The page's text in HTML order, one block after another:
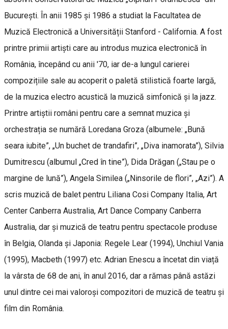
București. În anii 1985 și 1986 a studiat la Facultatea de
Muzică Electronică a Universității Stanford - California. A fost
printre primii artiști care au introdus muzica electronică în
România, începând cu anii '70, iar de-a lungul carierei
compozițiile sale au acoperit o paletă stilistică foarte largă,
de la muzica electro acustică la muzică simfonică și la jazz.
Printre artiștii români pentru care a semnat muzica și
orchestrația se numără Loredana Groza (albumele: „Bună
seara iubite”, „Un buchet de trandafiri”, „Diva inamorata”), Silvia
Dumitrescu (albumul „Cred în tine”), Dida Drăgan („Stau pe o
margine de lună”), Angela Similea („Ninsorile de flori”, „Azi”). A
scris muzică de balet pentru Liliana Cosi Company Italia, Art
Center Canberra Australia, Art Dance Company Canberra
Australia, dar și muzică de teatru pentru spectacole produse
în Belgia, Olanda și Japonia: Regele Lear (1994), Unchiul Vania
(1995), Macbeth (1997) etc. Adrian Enescu a încetat din viață
la vârsta de 68 de ani, în anul 2016, dar a rămas până astăzi
unul dintre cei mai valoroși compozitori de muzică de teatru și
film din România.